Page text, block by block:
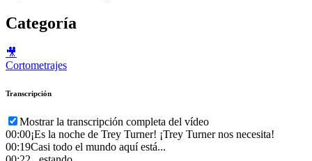
Categoría
🎥
Cortometrajes
Transcripción
Mostrar la transcripción completa del vídeo
00:00¡Es la noche de Trey Turner! ¡Trey Turner nos necesita!
00:19Casi todo el mundo aquí está...